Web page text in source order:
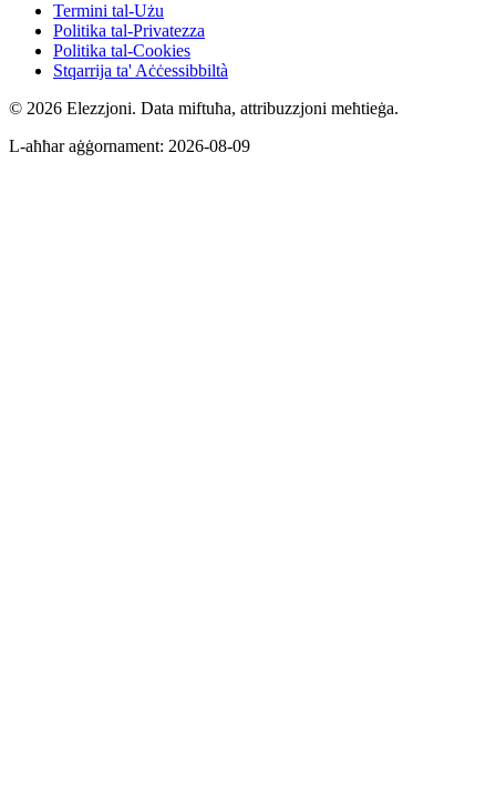
Termini tal-Użu
Politika tal-Privatezza
Politika tal-Cookies
Stqarrija ta' Aċċessibbiltà
© 2026 Elezzjoni. Data miftuħa, attribuzzjoni meħtieġa.
L-aħħar aġġornament: 2026-08-09